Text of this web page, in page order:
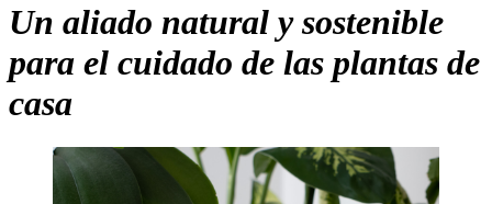
Un aliado natural y sostenible
para el cuidado de las plantas de
casa